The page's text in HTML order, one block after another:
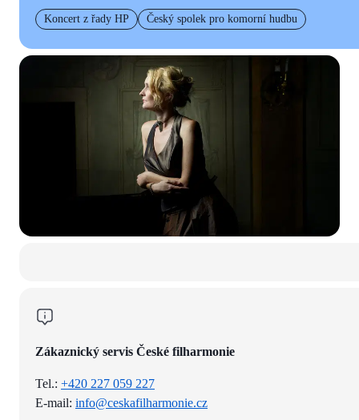
Koncert z řady HP Český spolek pro komorní hudbu
Zákaznický servis České filharmonie
Tel.: +420 227 059 227
E-mail: info@ceskafilharmonie.cz